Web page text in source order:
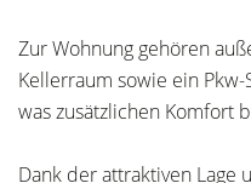
Zur Wohnung gehören
Kellerraum sowie ein
was zusätzlichen Komfort
Dank der attraktiven Lage